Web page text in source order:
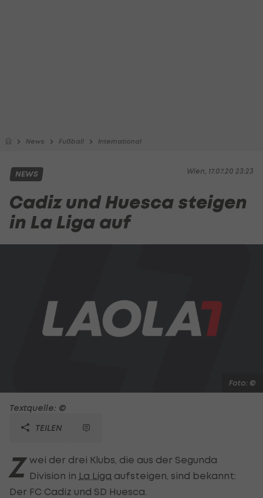
News Fußball International
Wien, 17.07.20 23:23
NEWS
Cadiz und Huesca steigen
in La Liga auf
Foto: ©
Textquelle: ©
TEILEN
Z wei der drei Klubs, die aus der Segunda
Division in La Liga aufsteigen, sind bekannt:
Der FC Cadiz und SD Huesca.